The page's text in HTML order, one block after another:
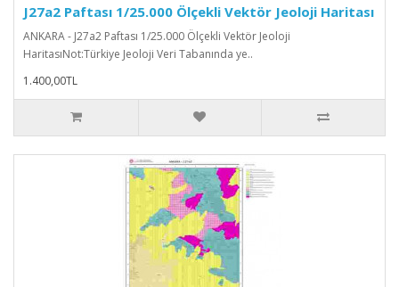
J27a2 Paftası 1/25.000 Ölçekli Vektör Jeoloji Haritası
ANKARA - J27a2 Paftası 1/25.000 Ölçekli Vektör Jeoloji
HaritasıNot:Türkiye Jeoloji Veri Tabanında ye..
1.400,00TL